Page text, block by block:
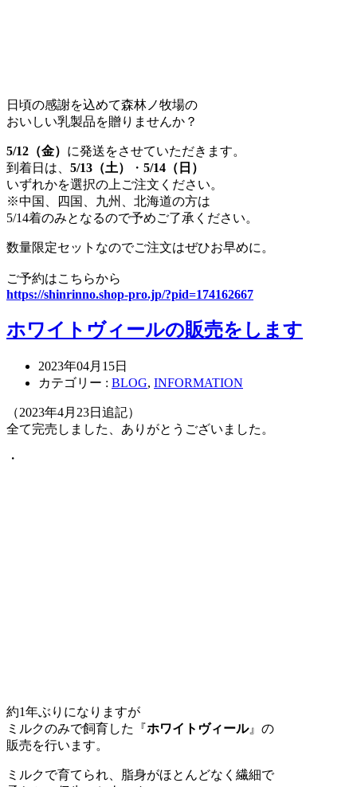
日頃の感謝を込めて森林ノ牧場の
おいしい乳製品を贈りませんか？
5/12（金） に発送をさせていただきます。
到着日は、 5/13（土） ・ 5/14（日）
いずれかを選択の上ご注文ください。
※中国、四国、九州、北海道の方は
5/14着のみとなるので予めご了承ください。
数量限定セットなのでご注文はぜひお早めに。
ご予約はこちらから
https://shinrinno.shop-pro.jp/?pid=174162667
ホワイトヴィールの販売をします
2023年04月15日
カテゴリー : BLOG, INFORMATION
（2023年4月23日追記）
全て完売しました、ありがとうございました。
・
約1年ぶりになりますが
ミルクのみで飼育した『ホワイトヴィール』の
販売を行います。
ミルクで育てられ、脂身がほとんどなく繊細で